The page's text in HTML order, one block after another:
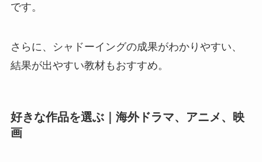
です。
さらに、シャドーイングの成果がわかりやすい、
結果が出やすい教材もおすすめ。
好きな作品を選ぶ｜海外ドラマ、アニメ、映
画